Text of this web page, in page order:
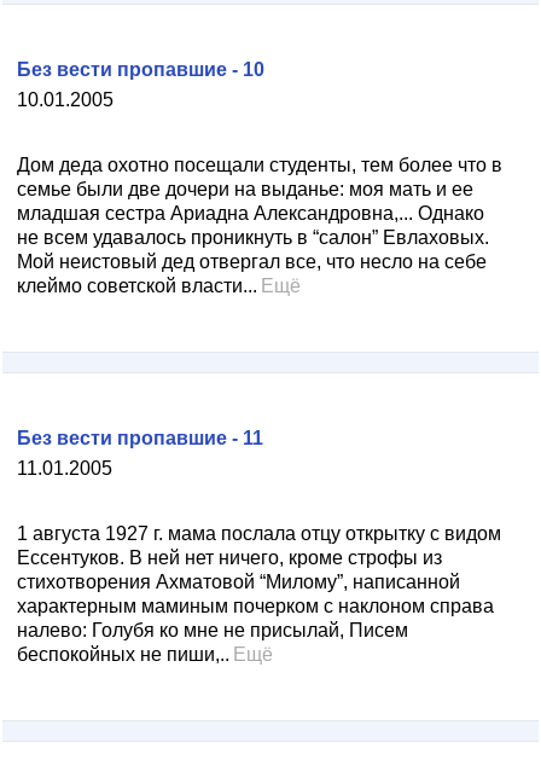
10.01.2005
Без вести пропавшие - 10
Дом деда охотно посещали студенты, тем более что в
семье были две дочери на выданье: моя мать и ее
младшая сестра Ариадна Александровна,... Однако
не всем удавалось проникнуть в “салон” Евлаховых.
Мой неистовый дед отвергал все, что несло на себе
клеймо советской власти... Ещё
11.01.2005
Без вести пропавшие - 11
1 августа 1927 г. мама послала отцу открытку с видом
Ессентуков. В ней нет ничего, кроме строфы из
стихотворения Ахматовой “Милому”, написанной
характерным маминым почерком с наклоном справа
налево: Голубя ко мне не присылай, Писем
беспокойных не пиши,.. Ещё